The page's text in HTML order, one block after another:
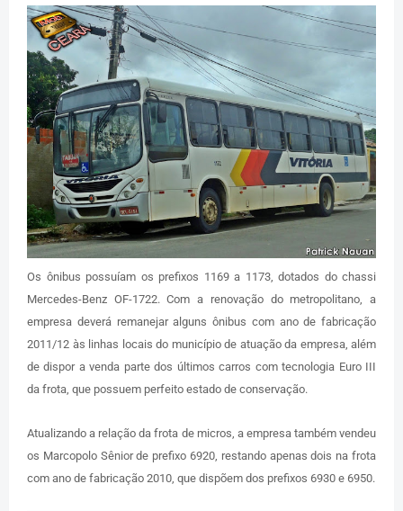
Os ônibus possuíam os prefixos 1169 a 1173, dotados do chassi
Mercedes-Benz OF-1722. Com a renovação do metropolitano, a
empresa deverá remanejar alguns ônibus com ano de fabricação
2011/12 às linhas locais do município de atuação da empresa, além
de dispor a venda parte dos últimos carros com tecnologia Euro III
da frota, que possuem perfeito estado de conservação.
Atualizando a relação da frota de micros, a empresa também vendeu
os Marcopolo Sênior de prefixo 6920, restando apenas dois na frota
com ano de fabricação 2010, que dispõem dos prefixos 6930 e 6950.